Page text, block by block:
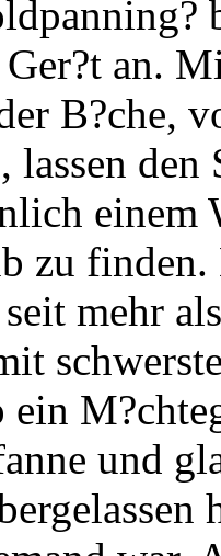
an.
B?che,
lassen
einem
zu
mehr
ein
und